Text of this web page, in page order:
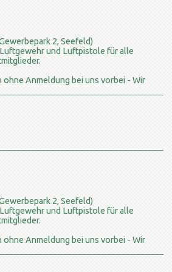
2, Seefeld)
und Luftpistole für alle
ohne Anmeldung bei uns vorbei - Wir
2, Seefeld)
und Luftpistole für alle
ohne Anmeldung bei uns vorbei - Wir